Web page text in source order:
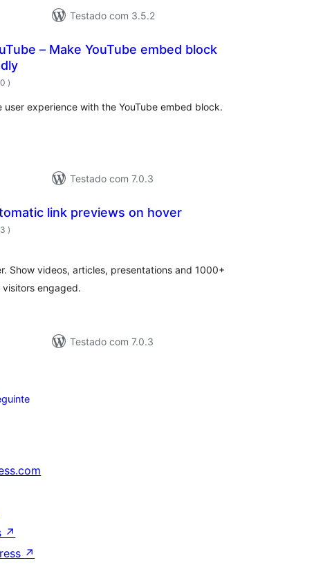
Testado com 3.5.2
– Make YouTube embed block
classificações
)
user experience with the YouTube embed block.
Testado com 7.0.3
link previews on hover
classificações
)
Show videos, articles, presentations and 1000+
engaged.
Testado com 7.0.3
↗
↗